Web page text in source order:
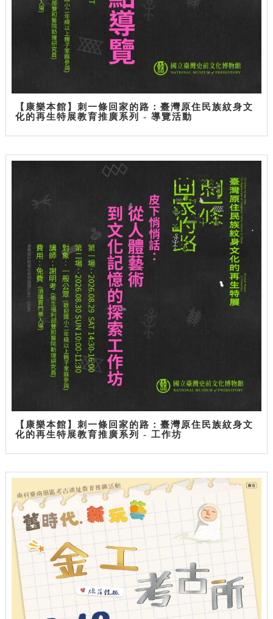
【康樂本館】刺一條回家的路：臺灣原住民族紋身文
化的再生特展教育推廣系列 - 導覽活動
【康樂本館】刺一條回家的路：臺灣原住民族紋身文
化的再生特展教育推廣系列 - 工作坊